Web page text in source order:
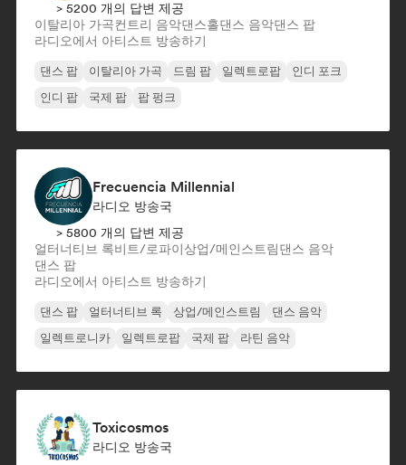
> 5200 개의 답변 제공
이탈리아 가곡컨트리 음악댄스홀댄스 음악댄스 팝
라디오에서 아티스트 방송하기
댄스 팝 이탈리아 가곡 드림 팝 일렉트로팝
인디 포크
인디 팝
국제 팝 팝 펑크
Frecuencia Millennial
라디오 방송국
> 5800 개의 답변 제공
얼터너티브 록비트/로파이상업/메인스트림댄스 음악
댄스 팝
라디오에서 아티스트 방송하기
댄스 팝 얼터너티브 록 상업/메인스트림
댄스 음악
일렉트로니카
일렉트로팝 국제 팝 라틴 음악
Toxicosmos
라디오 방송국